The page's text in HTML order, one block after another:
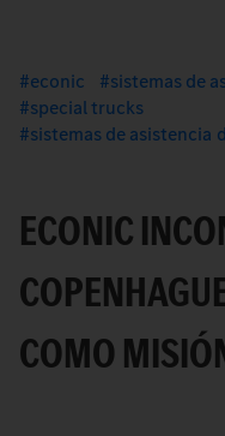
econic
sistemas de
special trucks
sistemas de asistencia
ECONIC
COMO